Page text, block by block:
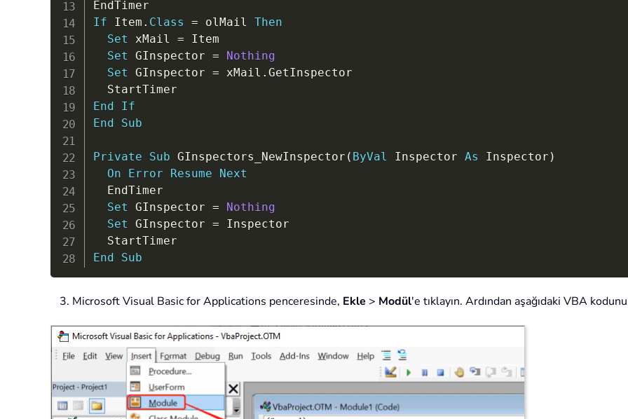
If Item . Class = olMail Then
Set xMail = Item
Set GInspector =
Nothing
Set GInspector = xMail . GetInspector
End
If
End
Sub
Private Sub GInspectors_NewInspector ( ByVal Inspector As Inspector )
On
Error Resume
Next
  EndTimer
Set GInspector =
Nothing
Set GInspector = Inspector
End
Sub
3. Microsoft Visual Basic for Applications penceresinde, Ekle > Modül'e tıklayın. Ardından aşağıdaki VBA